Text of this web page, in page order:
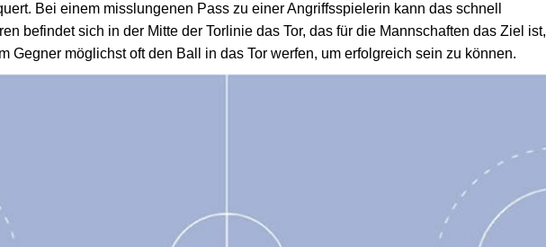
Bei einem misslungenen Pass zu einer Angriffsspielerin kann das schnell
befindet sich in der Mitte der Torlinie das Tor, das für die Mannschaften das Ziel ist,
Gegner möglichst oft den Ball in das Tor werfen, um erfolgreich sein zu können.